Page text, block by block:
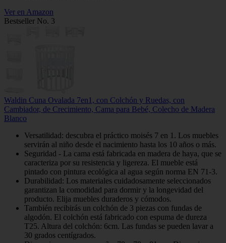
Ver en Amazon
Bestseller No. 3
Waldin Cuna Ovalada 7en1, con Colchón y Ruedas, con
Cambiador, de Crecimiento, Cama para Bebé, Colecho de Madera
Blanco
Versatilidad: descubra el práctico moisés 7 en 1. Los muebles
servirán al niño desde el nacimiento hasta los 10 años o más.
Seguridad - La cama está fabricada en madera de haya, que se
caracteriza por su resistencia y ligereza. El mueble está
pintado con pintura ecológica al agua según norma EN 71-3.
Durabilidad: Los materiales cuidadosamente seleccionados
garantizan la comodidad para dormir y la longevidad del
producto. Elija muebles duraderos y cómodos.
También recibirás un colchón de 3 piezas con fundas de
algodón. El colchón está fabricado con espuma de dureza
T25. Altura del colchón: 6cm. Las fundas se pueden lavar a
30 grados centígrados.